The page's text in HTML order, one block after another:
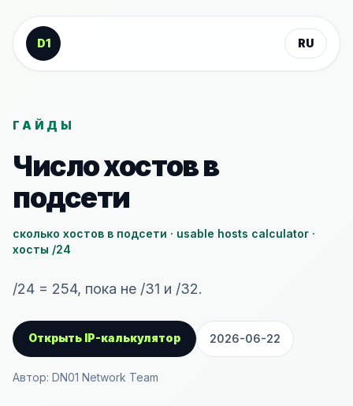
К содержанию
D1
RU
ГАЙДЫ
Число хостов в
подсети
сколько хостов в подсети · usable hosts calculator ·
хосты /24
/24 = 254, пока не /31 и /32.
Открыть IP-калькулятор 2026-06-22
Автор: DN01 Network Team